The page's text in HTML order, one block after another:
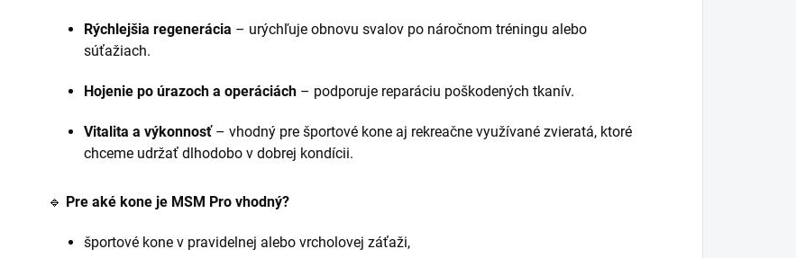
Rýchlejšia regenerácia – urýchľuje obnovu svalov po náročnom tréningu alebo
súťažiach.
Hojenie po úrazoch a operáciách – podporuje reparáciu poškodených tkanív.
Vitalita a výkonnosť– vhodný pre športové kone aj rekreačne využívané zvieratá, ktoré
chceme udržať dlhodobo v dobrej kondícii.
🔹 Pre aké kone je MSM Pro vhodný?
športové kone v pravidelnej alebo vrcholovej záťaži,